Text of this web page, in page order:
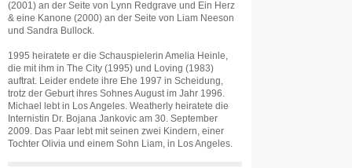
(2001) an der Seite von Lynn Redgrave und Ein Herz
& eine Kanone (2000) an der Seite von Liam Neeson
und Sandra Bullock.
1995 heiratete er die Schauspielerin Amelia Heinle,
die mit ihm in The City (1995) und Loving (1983)
auftrat. Leider endete ihre Ehe 1997 in Scheidung,
trotz der Geburt ihres Sohnes August im Jahr 1996.
Michael lebt in Los Angeles. Weatherly heiratete die
Internistin Dr. Bojana Jankovic am 30. September
2009. Das Paar lebt mit seinen zwei Kindern, einer
Tochter Olivia und einem Sohn Liam, in Los Angeles.